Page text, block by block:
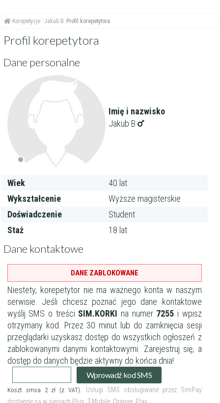
Filtry
Szukaj w promieniu
km
Korepetycje Jakub B Profil korepetytora
Profil korepetytora
Dane personalne
Imię i nazwisko
Jakub B
Wiek
40 lat
Wykształcenie
Wyższe magisterskie
Doświadczenie
Student
Staż
18 lat
Dane kontaktowe
DANE ZABLOKOWANE
Niestety, korepetytor nie ma ważnego konta w naszym
serwisie.
Jeśli chcesz poznać jego dane kontaktowe
wyślij SMS o treści SIM.KORKI na numer 7255 i wpisz
otrzymany kod.
Przez 30 minut lub do zamknięcia sesji
przeglądarki uzyskasz dostęp do wszystkich ogłoszeń z
zablokowanymi danymi kontaktowymi.
Zarejestruj się, a
dostęp do danych będzie aktywny do końca dnia!
Wprowadź kod SMS
Koszt smsa 2 zł (z VAT).
Usługi SMS obsługiwane przez SimPay